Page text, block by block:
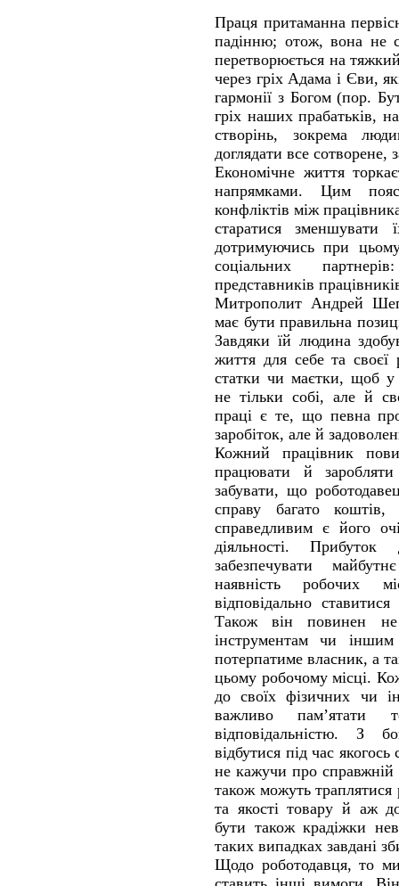
Праця притаманна
падінню; отож, вона не
перетворюється на
через гріх Адама і Єви,
гармонії з Богом (пор.
гріх наших прабатьків,
створінь, зокрема
доглядати все
Економічне життя
напрямками. Цим
конфліктів між
старатися зменшувати
дотримуючись при
соціальних
представників
Митрополит Андрей
має бути правильна
Завдяки їй людина
життя для себе та
статки чи маєтки, щоб
не тільки собі, але й
праці є те, що певна
заробіток, але й
Кожний працівник
працювати й
забувати, що
справу багато
справедливим є його
діяльності. Прибуток
забезпечувати
наявність робочих
відповідально
Також він повинен не
інструментам чи
потерпатиме власник, а
цьому робочому місці.
до своїх фізичних чи
важливо
відповідальністю. З
відбутися під час
не кажучи про справжній
також можуть
та якості товару й аж
бути також крадіжки
таких випадках завдані
Щодо роботодавця, то